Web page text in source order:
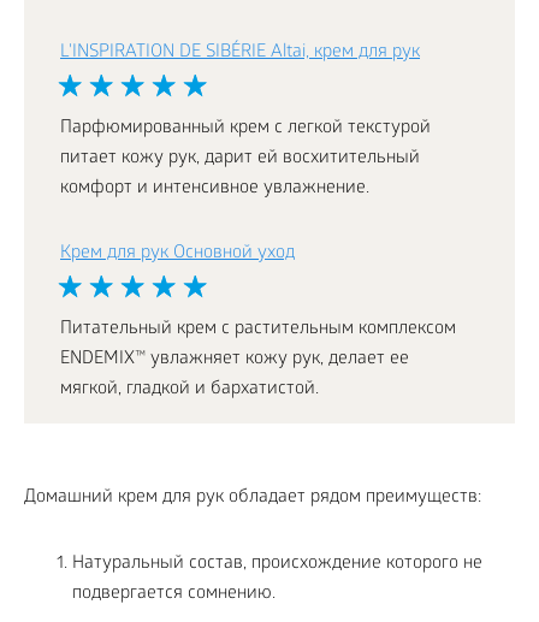
L'INSPIRATION DE SIBÉRIE Altai, крем для рук
Парфюмированный крем с легкой текстурой
питает кожу рук, дарит ей восхитительный
комфорт и интенсивное увлажнение.
Крем для рук Основной уход
Питательный крем с растительным комплексом
ENDEMIX™ увлажняет кожу рук, делает ее
мягкой, гладкой и бархатистой.
Домашний крем для рук обладает рядом преимуществ:
Натуральный состав, происхождение которого не
подвергается сомнению.